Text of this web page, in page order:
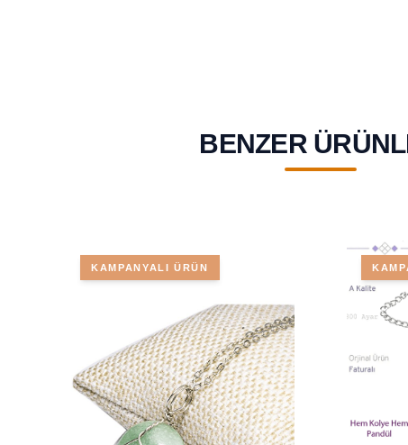
BENZER
KAMPANYALI ÜRÜN